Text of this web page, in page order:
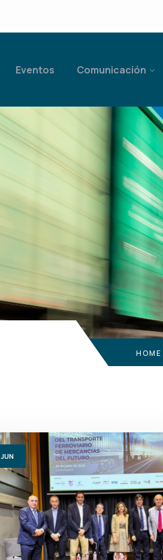
Eventos Comunicación
HOME
JUN